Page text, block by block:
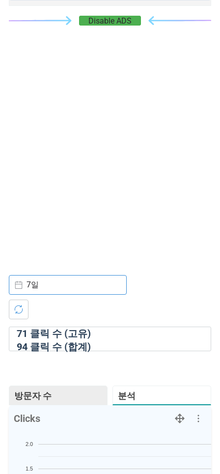
Disable ADS
71 클릭 수 (고유)
94클릭 수 (합계)
7일
방문자 수 분석
Clicks
1.5
2.0